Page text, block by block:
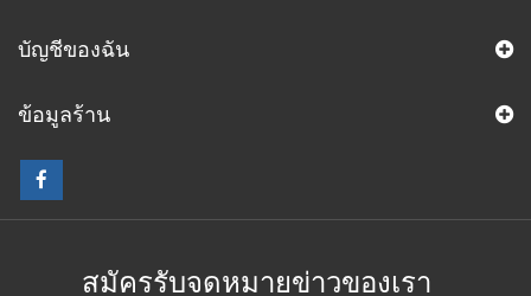
บัญชีของฉัน
ข้อมูลร้าน
สมัครรับจดหมายข่าวของเรา